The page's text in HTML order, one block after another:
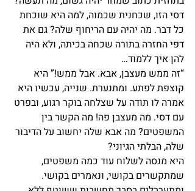
דסי הזו, שכחנית שכמוה, למה היא שוכחת
כל דבר. מה יהיה עם הריחוף שלה? גם את
דפי החזרה בתורה שכחה בכיתה, ולא היה
להן איך ללמוד…
“זה ממש מעצבן, אבא. אבל ממש!” היא
קוצפת לפתע. ומתנערת. שנייה, עכשיו היא
אמרה לו תודה על שצלחה בוקר רגוע, ובפרט
עם דסי. מה מעצבן פה! מה הקשר בין
המשפטים? מה אבא שלה יחשוב על הדיבור
שלה, הבלתי הגיוני?
היא מנסה לשלוח עוד כמה משפטים,
שמתקשרים בקושי, ונאמרים בקושי.